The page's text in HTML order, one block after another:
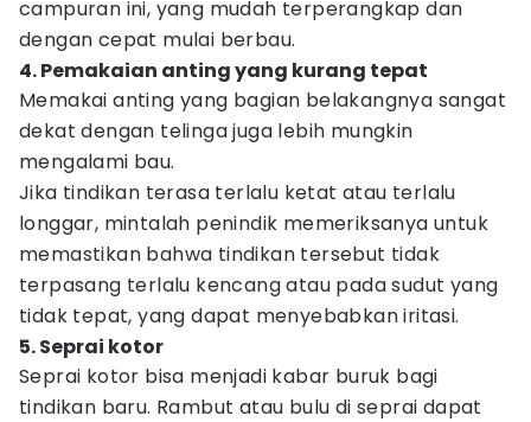
campuran ini, yang mudah terperangkap dan
dengan cepat mulai berbau.
4. Pemakaian anting yang kurang tepat
Memakai anting yang bagian belakangnya sangat
dekat dengan telinga juga lebih mungkin
mengalami bau.
Jika tindikan terasa terlalu ketat atau terlalu
longgar, mintalah penindik memeriksanya untuk
memastikan bahwa tindikan tersebut tidak
terpasang terlalu kencang atau pada sudut yang
tidak tepat, yang dapat menyebabkan iritasi.
5. Seprai kotor
Seprai kotor bisa menjadi kabar buruk bagi
tindikan baru. Rambut atau bulu di seprai dapat